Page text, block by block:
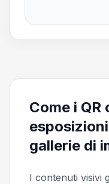
Come i
gallerie di
I contenuti visivi